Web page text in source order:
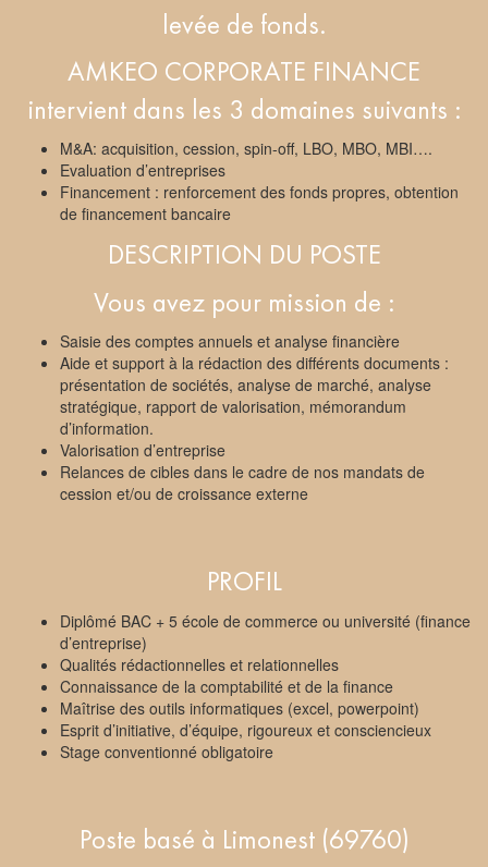
levée de fonds.
AMKEO CORPORATE FINANCE
intervient dans les 3 domaines suivants :
M&A: acquisition, cession, spin-off, LBO, MBO, MBI….
Evaluation d’entreprises
Financement : renforcement des fonds propres, obtention
de financement bancaire
DESCRIPTION DU POSTE
Vous avez pour mission de :
Saisie des comptes annuels et analyse financière
Aide et support à la rédaction des différents documents :
présentation de sociétés, analyse de marché, analyse
stratégique, rapport de valorisation, mémorandum
d’information.
Valorisation d’entreprise
Relances de cibles dans le cadre de nos mandats de
cession et/ou de croissance externe
PROFIL
Diplômé BAC + 5 école de commerce ou université (finance
d’entreprise)
Qualités rédactionnelles et relationnelles
Connaissance de la comptabilité et de la finance
Maîtrise des outils informatiques (excel, powerpoint)
Esprit d’initiative, d’équipe, rigoureux et consciencieux
Stage conventionné obligatoire
Poste basé à Limonest (69760)